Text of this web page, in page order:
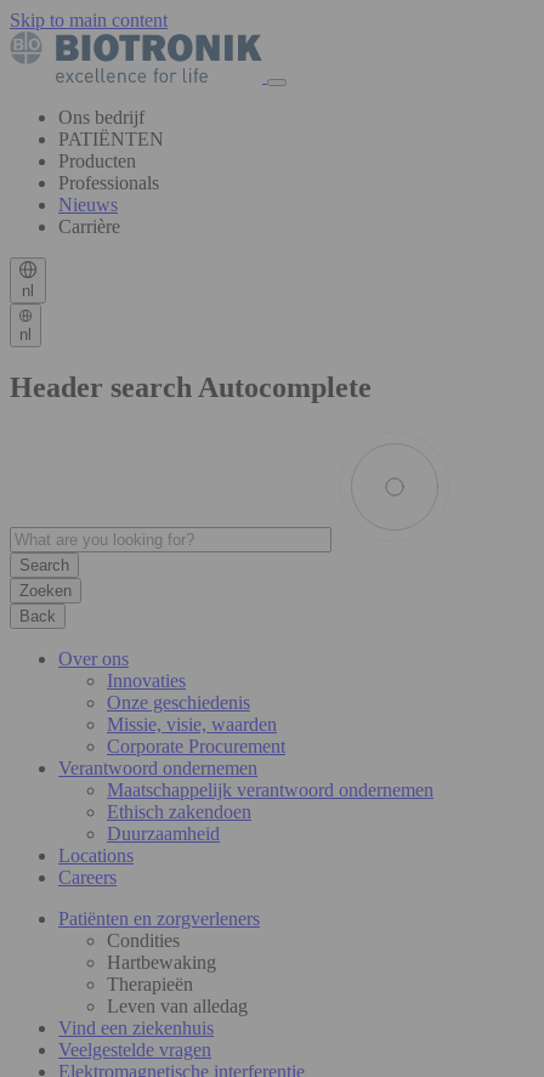
Skip to main content
Ons bedrijf
PATIËNTEN
Producten
Professionals
Nieuws
Carrière
nl
nl
Header search Autocomplete
Zoeken
Back
Over ons
Innovaties
Onze geschiedenis
Missie, visie, waarden
Corporate Procurement
Verantwoord ondernemen
Maatschappelijk verantwoord ondernemen
Ethisch zakendoen
Duurzaamheid
Locations
Careers
Patiënten en zorgverleners
Condities
Hartbewaking
Therapieën
Leven van alledag
Vind een ziekenhuis
Veelgestelde vragen
Elektromagnetische interferentie